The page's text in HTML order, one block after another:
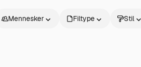
Mennesker Filtype Stil